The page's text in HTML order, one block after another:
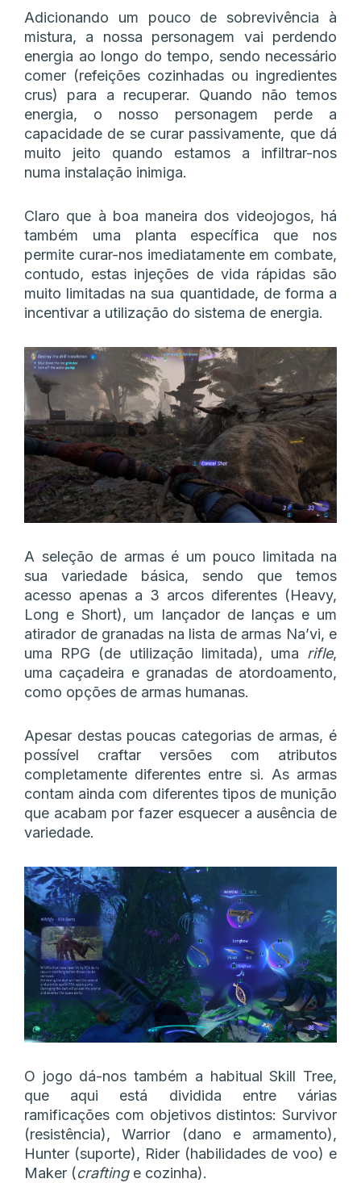
Adicionando um pouco de sobrevivência à
mistura, a nossa personagem vai perdendo
energia ao longo do tempo, sendo necessário
comer (refeições cozinhadas ou ingredientes
crus) para a recuperar. Quando não temos
energia, o nosso personagem perde a
capacidade de se curar passivamente, que dá
muito jeito quando estamos a infiltrar-nos
numa instalação inimiga.
Claro que à boa maneira dos videojogos, há
também uma planta específica que nos
permite curar-nos imediatamente em combate,
contudo, estas injeções de vida rápidas são
muito limitadas na sua quantidade, de forma a
incentivar a utilização do sistema de energia.
A seleção de armas é um pouco limitada na
sua variedade básica, sendo que temos
acesso apenas a 3 arcos diferentes (Heavy,
Long e Short), um lançador de lanças e um
atirador de granadas na lista de armas Na’vi, e
uma RPG (de utilização limitada), uma rifle,
uma caçadeira e granadas de atordoamento,
como opções de armas humanas.
Apesar destas poucas categorias de armas, é
possível craftar versões com atributos
completamente diferentes entre si. As armas
contam ainda com diferentes tipos de munição
que acabam por fazer esquecer a ausência de
variedade.
O jogo dá-nos também a habitual Skill Tree,
que aqui está dividida entre várias
ramificações com objetivos distintos: Survivor
(resistência), Warrior (dano e armamento),
Hunter (suporte), Rider (habilidades de voo) e
Maker (craftinge cozinha).